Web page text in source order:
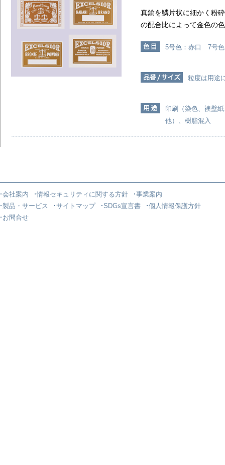
真鍮を鱗片状に細かく粉
の配合比によって金色の
5号色：赤口 7号色
粒度は用途
印刷（染色、襖壁
他）、樹脂混入
会社案内 情報セキュリティに関する方針
事業案内
製品・サービス
サイトマップ SDGs宣言書
個人情報保護方針
お問合せ